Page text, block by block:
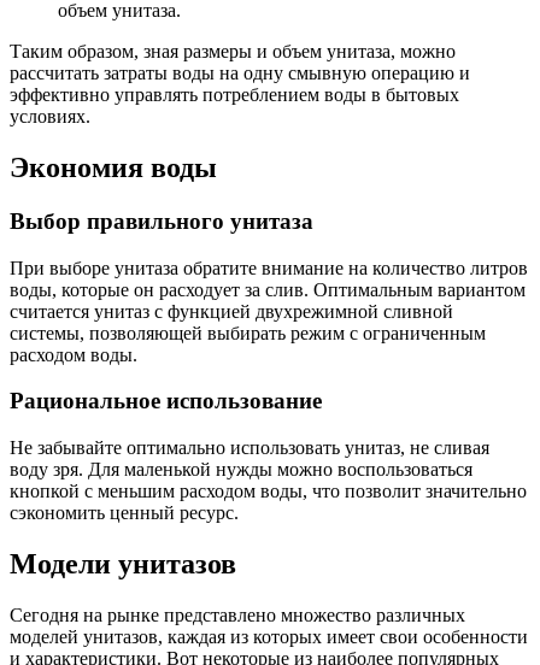
объем унитаза.
Таким образом, зная размеры и объем унитаза, можно
рассчитать затраты воды на одну смывную операцию и
эффективно управлять потреблением воды в бытовых
условиях.
Экономия воды
Выбор правильного унитаза
При выборе унитаза обратите внимание на количество литров
воды, которые он расходует за слив. Оптимальным вариантом
считается унитаз с функцией двухрежимной сливной
системы, позволяющей выбирать режим с ограниченным
расходом воды.
Рациональное использование
Не забывайте оптимально использовать унитаз, не сливая
воду зря. Для маленькой нужды можно воспользоваться
кнопкой с меньшим расходом воды, что позволит значительно
сэкономить ценный ресурс.
Модели унитазов
Сегодня на рынке представлено множество различных
моделей унитазов, каждая из которых имеет свои особенности
и характеристики. Вот некоторые из наиболее популярных